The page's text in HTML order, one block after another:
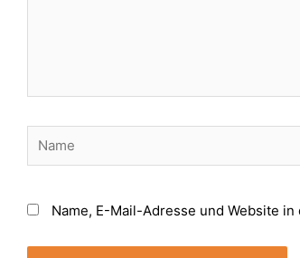
Name
Name, E-Mail-Adresse und Website